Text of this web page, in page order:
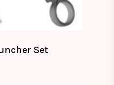
Set
12.99